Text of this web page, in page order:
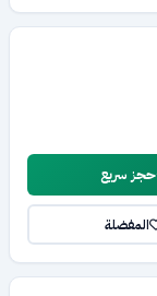
حجز سريع
المفضلة